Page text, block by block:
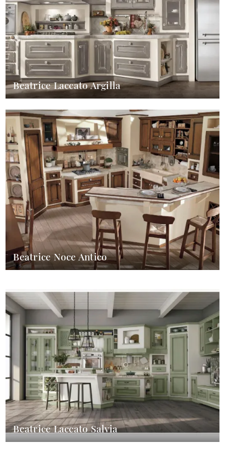
Beatrice Laccato Argilla
Beatrice Noce Antico
Beatrice Laccato Salvia